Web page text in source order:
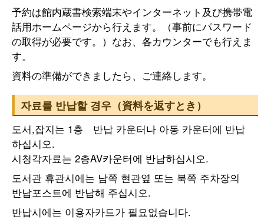
予約は館内蔵書検索端末やインターネット及び携帯電
話用ホームページから行えます。（事前にパスワード
の取得が必要です。）なお、各カウンターでも行えま
す。
資料の準備ができましたら、ご連絡します。
자료를 반납할 경우（資料を返すとき）
도서,잡지는 1층 반납 카운터나 아동 카운터에 반납
하십시오.
시청각자료는 2층AV카운터에 반납하십시오.
도서관 휴관시에는 남쪽 현관옆 또는 북쪽 주차장의
반납포스트에 반납해 주십시오.
반납시에는 이용자카드가 필요없습니다.